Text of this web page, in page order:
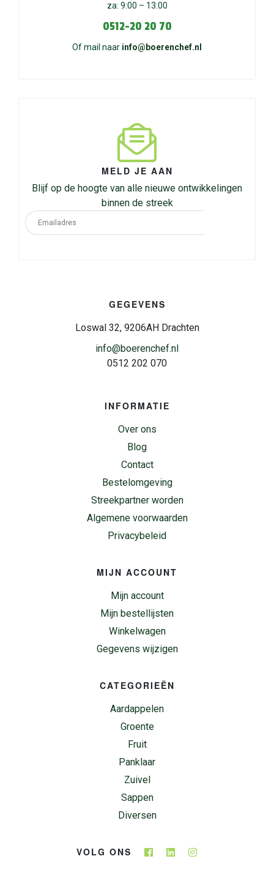
za: 9:00 – 13:00
0512-20 20 70
Of mail naar info@boerenchef.nl
MELD JE AAN
Blijf op de hoogte van alle nieuwe ontwikkelingen
binnen de streek
GEGEVENS
Loswal 32, 9206AH Drachten
info@boerenchef.nl
0512 202 070
INFORMATIE
Over ons
Blog
Contact
Bestelomgeving
Streekpartner worden
Algemene voorwaarden
Privacybeleid
MIJN ACCOUNT
Mijn account
Mijn bestellijsten
Winkelwagen
Gegevens wijzigen
CATEGORIEËN
Aardappelen
Groente
Fruit
Panklaar
Zuivel
Sappen
Diversen
VOLG ONS